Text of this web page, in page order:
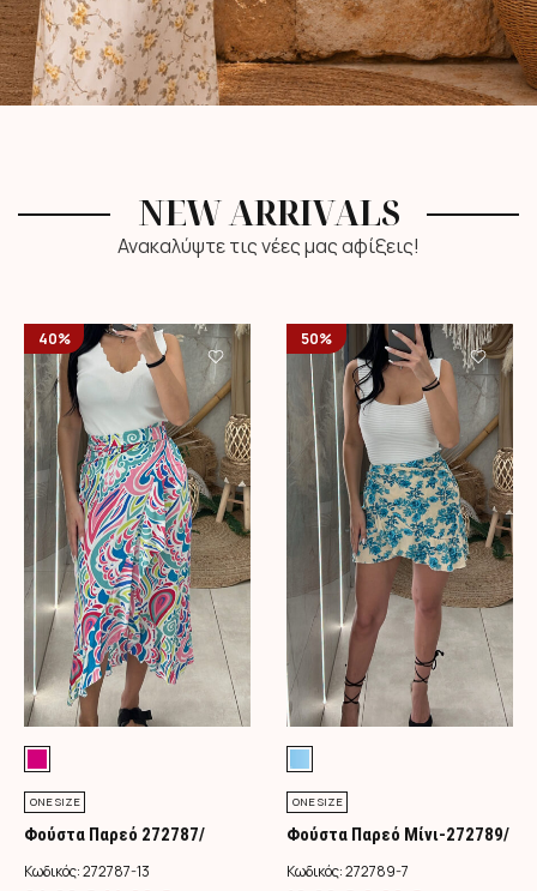
NEW ARRIVALS
Ανακαλύψτε τις νέες μας αφίξεις!
40%
ONE SIZE
Φούστα Παρεό 272787/
Φούξια
Κωδικός:272787-13
50%
ONE SIZE
Φούστα Παρεό Μίνι-272789/
Τιρκουάζ
Κωδικός:272789-7